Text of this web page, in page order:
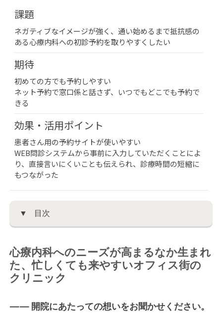
課題
ネガティブなイメージが強く、通い始めるまで抵抗感の
ある心療内科への初診予約を取りやすくしたい
期待
初めての方でも予約しやすい
ネット予約で窓口係と話さず、いつでもどこでも予約で
きる
効果・活用ポイント
患者さん用の予約サイトが使いやすい
WEB問診システムから事前に入力していただくことによ
り、直接言いにくいことも伝えられ、診療時間の短縮に
もつながった
目次
心療内科へのニーズが高まるなか生まれ
た、忙しくても来やすいオフィス街の
クリニック
—— 開院にあたっての想いをお聞かせください。